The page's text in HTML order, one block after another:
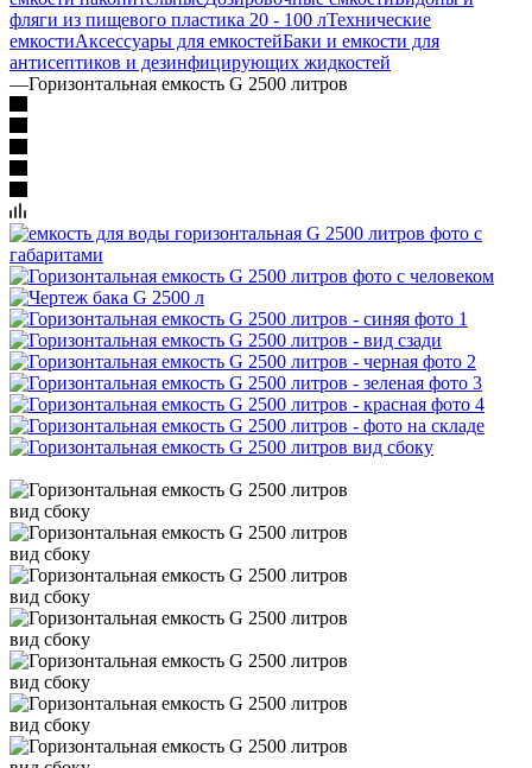
фляги из пищевого пластика 20 - 100 лТехнические
емкостиАксессуары для емкостейБаки и емкости для
антисептиков и дезинфицирующих жидкостей
—Горизонтальная емкость G 2500 литров